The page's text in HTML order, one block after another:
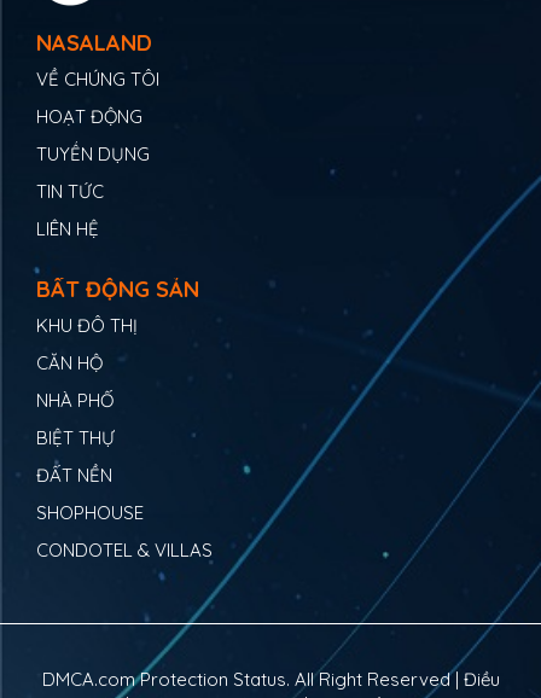
NASALAND
VỀ CHÚNG TÔI
HOẠT ĐỘNG
TUYỂN DỤNG
TIN TỨC
LIÊN HỆ
BẤT ĐỘNG SẢN
KHU ĐÔ THỊ
CĂN HỘ
NHÀ PHỐ
BIỆT THỰ
ĐẤT NỀN
SHOPHOUSE
CONDOTEL & VILLAS
DMCA.com Protection Status. All Right Reserved | Điều